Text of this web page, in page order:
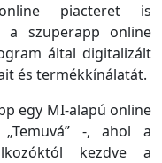
piacteret is
a szuperapp online
által digitalizált
és termékkínálatát.
egy MI-alapú online
-, ahol a
kezdve a